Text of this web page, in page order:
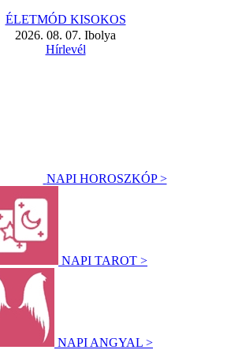
ÉLETMÓD KISOKOS
2026. 08. 07. Ibolya
Hírlevél
NAPI HOROSZKÓP >
NAPI TAROT >
NAPI ANGYAL >